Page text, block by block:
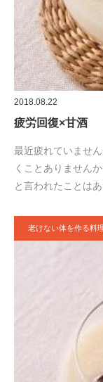
2018.08.22
疲労回復×甘酒
最近疲れていませ
くことありません
と言われたことは
老けない体を作る料